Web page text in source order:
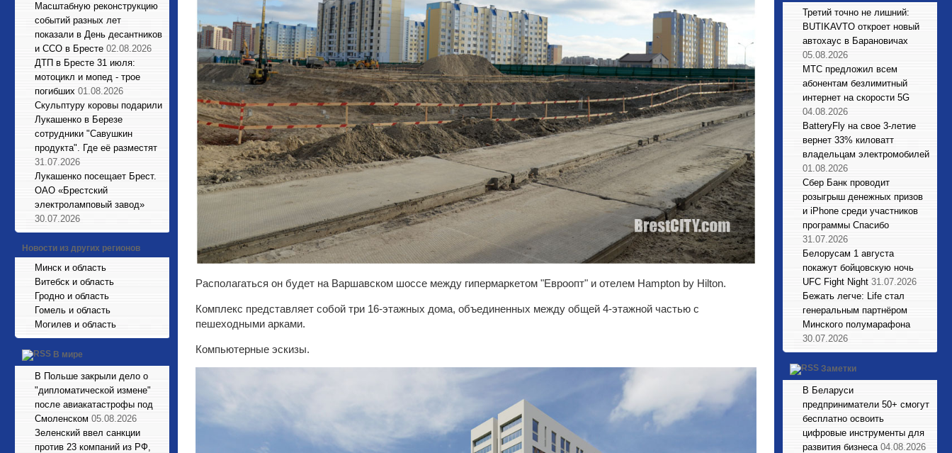
Масштабную реконструкцию
событий разных лет
показали в День десантников
и ССО в Бресте 02.08.2026
ДТП в Бресте 31 июля:
мотоцикл и мопед - трое
погибших 01.08.2026
Cкульптуру коровы подарили
Лукашенко в Березе
сотрудники "Савушкин
продукта". Где её разместят
31.07.2026
Лукашенко посещает Брест.
ОАО «Брестский
электроламповый завод»
30.07.2026
Новости из других регионов
Минск и область
Витебск и область
Гродно и область
Гомель и область
Могилев и область
В мире
В Польше закрыли дело о
"дипломатической измене"
после авиакатастрофы под
Смоленском 05.08.2026
Зеленский ввел санкции
против 23 компаний из РФ,
Располагаться он будет на Варшавском шоссе между гипермаркетом "Евроопт" и отелем Hampton by Hilton.
Комплекс представляет собой три 16-этажных дома, объединенных между общей 4-этажной частью с
пешеходными арками.
Компьютерные эскизы.
Третий точно не лишний:
BUTIKAVTO откроет новый
автохаус в Барановичах
05.08.2026
МТС предложил всем
абонентам безлимитный
интернет на скорости 5G
04.08.2026
BatteryFly на свое 3-летие
вернет 33% киловатт
владельцам электромобилей
01.08.2026
Сбер Банк проводит
розыгрыш денежных призов
и iPhone среди участников
программы Спасибо
31.07.2026
Белорусам 1 августа
покажут бойцовскую ночь
UFC Fight Night 31.07.2026
Бежать легче: Life стал
генеральным партнёром
Минского полумарафона
30.07.2026
Заметки
В Беларуси
предприниматели 50+ смогут
бесплатно освоить
цифровые инструменты для
развития бизнеса 04.08.2026